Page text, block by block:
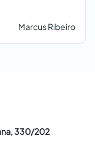
Marcus Ribeiro
330/202